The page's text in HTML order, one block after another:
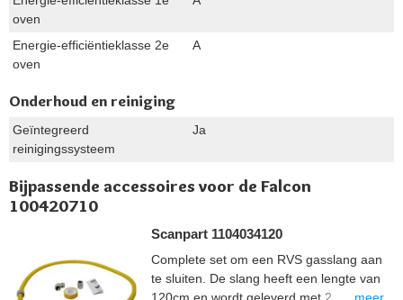
oven
Energie-efficiëntieklasse 2e
oven
A
Onderhoud en reiniging
Geïntegreerd
reinigingssysteem
Ja
Bijpassende accessoires voor de Falcon
100420710
Scanpart 1104034120
Complete set om een RVS gasslang aan
te sluiten. De slang heeft een lengte van